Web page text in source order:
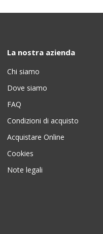
La nostra azienda
Chi siamo
Dove siamo
FAQ
Condizioni di acquisto
Acquistare Online
Cookies
Note legali